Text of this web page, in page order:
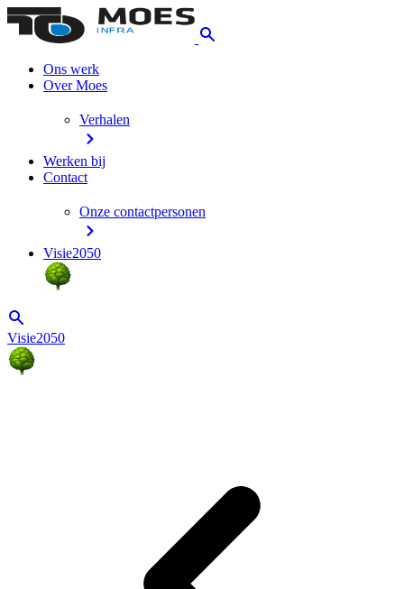
Ons werk
Over Moes
Verhalen
Werken bij
Contact
Onze contactpersonen
Visie2050
Visie2050